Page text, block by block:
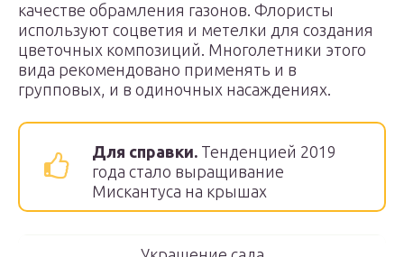
качестве обрамления газонов. Флористы
используют соцветия и метелки для создания
цветочных композиций. Многолетники этого
вида рекомендовано применять и в
групповых, и в одиночных насаждениях.
Для справки. Тенденцией 2019
года стало выращивание
Мискантуса на крышах